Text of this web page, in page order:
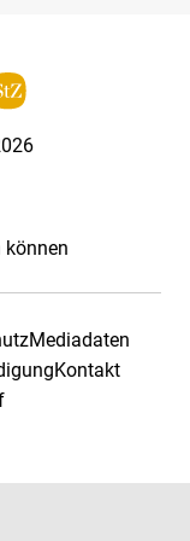
können
Mediadaten
Kontakt